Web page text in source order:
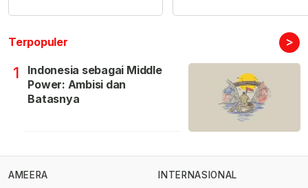
Terpopuler >
1
Indonesia sebagai Middle
Power: Ambisi dan
Batasnya
AMEERA
INTERNASIONAL